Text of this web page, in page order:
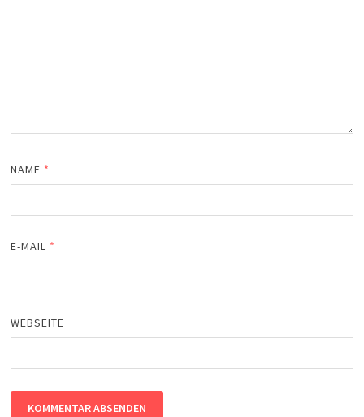
NAME *
E-MAIL *
WEBSEITE